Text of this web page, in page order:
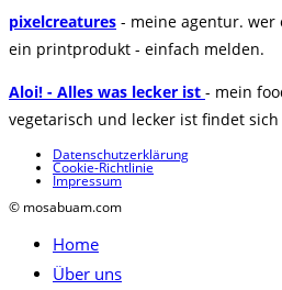
pixelcreatures - meine agentur.
ein printprodukt - einfach melden.
Aloi! - Alles was lecker ist - mein
vegetarisch und lecker ist findet
Datenschutzerklärung
Cookie-Richtlinie
Impressum
© mosabuam.com
Home
Über uns